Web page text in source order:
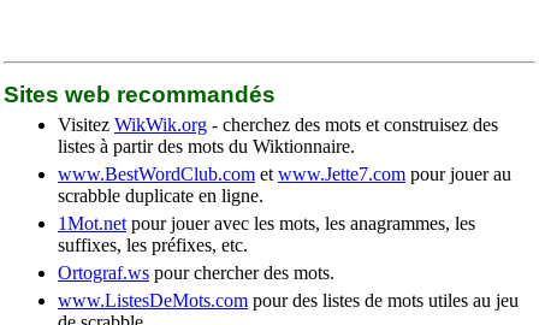
Sites web recommandés
Visitez WikWik.org - cherchez des mots et construisez des
listes à partir des mots du Wiktionnaire.
www.BestWordClub.com et www.Jette7.com pour jouer au
scrabble duplicate en ligne.
1Mot.net pour jouer avec les mots, les anagrammes, les
suffixes, les préfixes, etc.
Ortograf.ws pour chercher des mots.
www.ListesDeMots.com pour des listes de mots utiles au jeu